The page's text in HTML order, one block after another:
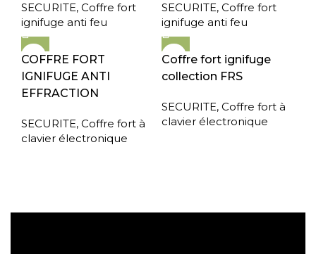
SECURITE, Coffre fort
ignifuge anti feu
SECURITE, Coffre fort
ignifuge anti feu
COFFRE FORT
IGNIFUGE ANTI
EFFRACTION
SECURITE, Coffre fort à
clavier électronique
Coffre fort ignifuge
collection FRS
SECURITE, Coffre fort à
clavier électronique